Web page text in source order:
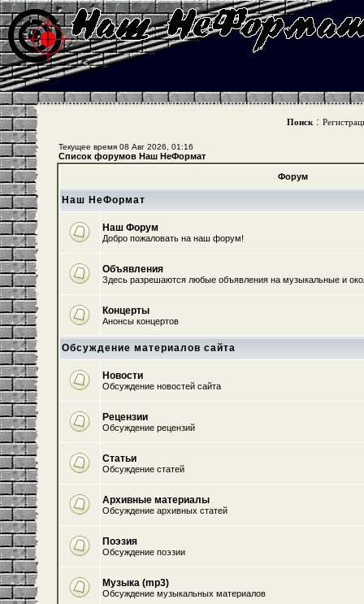
Поиск :
Текущее время 08 Авг 2026, 01:16
Список форумов Наш НеФормат
Форум
Наш НеФормат
Наш Форум
Добро пожаловать на наш форум!
Объявления
Здесь разрешаются любые объявления на музыкальные и
Концерты
Анонсы концертов
Обсуждение материалов сайта
Новости
Обсуждение новостей сайта
Рецензии
Обсуждение рецензий
Статьи
Обсуждение статей
Архивные материалы
Обсуждение архивных статей
Поэзия
Обсуждение поэзии
Музыка (mp3)
Обсуждение музыкальных материалов